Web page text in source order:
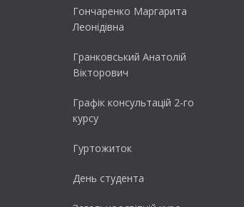
Гончаренко Маргарита
Леонідівна
Гранковський Анатолій
Вікторович
Графік консультацій 2-го
курсу
Гуртожиток
День студента